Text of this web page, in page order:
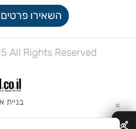
השאירו
All Rights Reserved
בניית ✕